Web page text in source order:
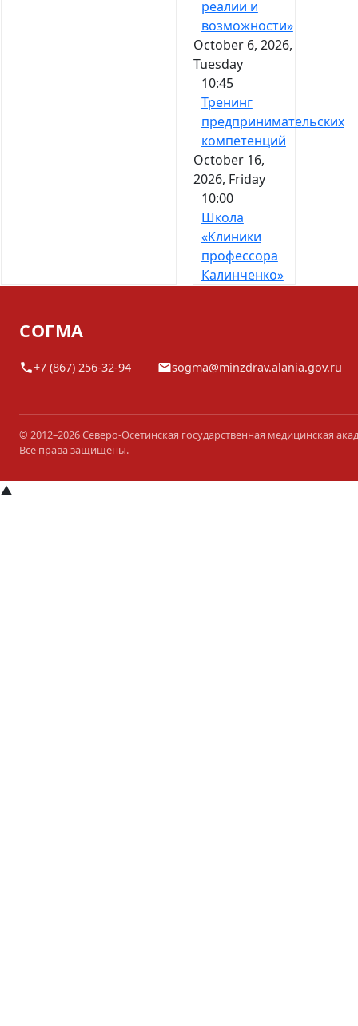
реалии и
возможности»
October 6, 2026,
Tuesday
10:45
Тренинг
предпринимательских
компетенций
October 16,
2026, Friday
10:00
Школа
«Клиники
профессора
Калинченко»
СОГМА
+7 (867) 256-32-94 sogma@minzdrav.alania.gov.ru
© 2012–2026 Северо-Осетинская государственная медицинская
Все права защищены.
▲